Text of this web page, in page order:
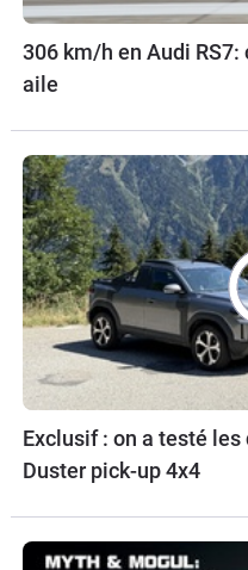
306 km/h en Audi
aile
Exclusif : on a testé
Duster pick-up 4x4